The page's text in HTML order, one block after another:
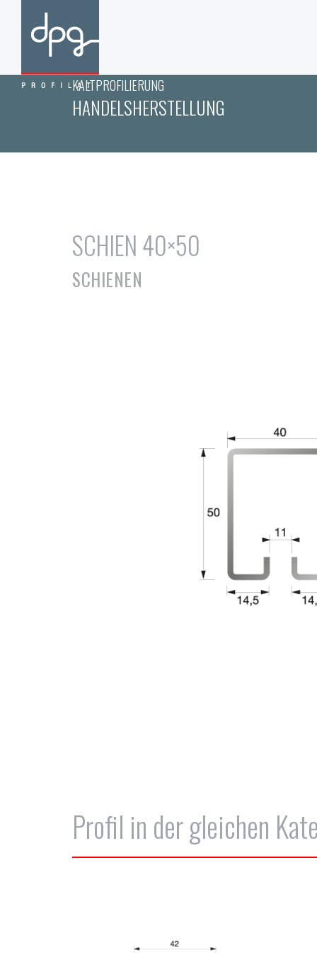
KALTPROFILIERUNG
HANDELSHERSTELLUNG
SCHIEN 40×50
SCHIENEN
Profil in der gleichen